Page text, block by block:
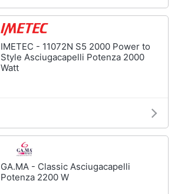
IMETEC - 11072N S5 2000 Power to
Style Asciugacapelli Potenza 2000
Watt
GA.MA - Classic Asciugacapelli
Potenza 2200 W